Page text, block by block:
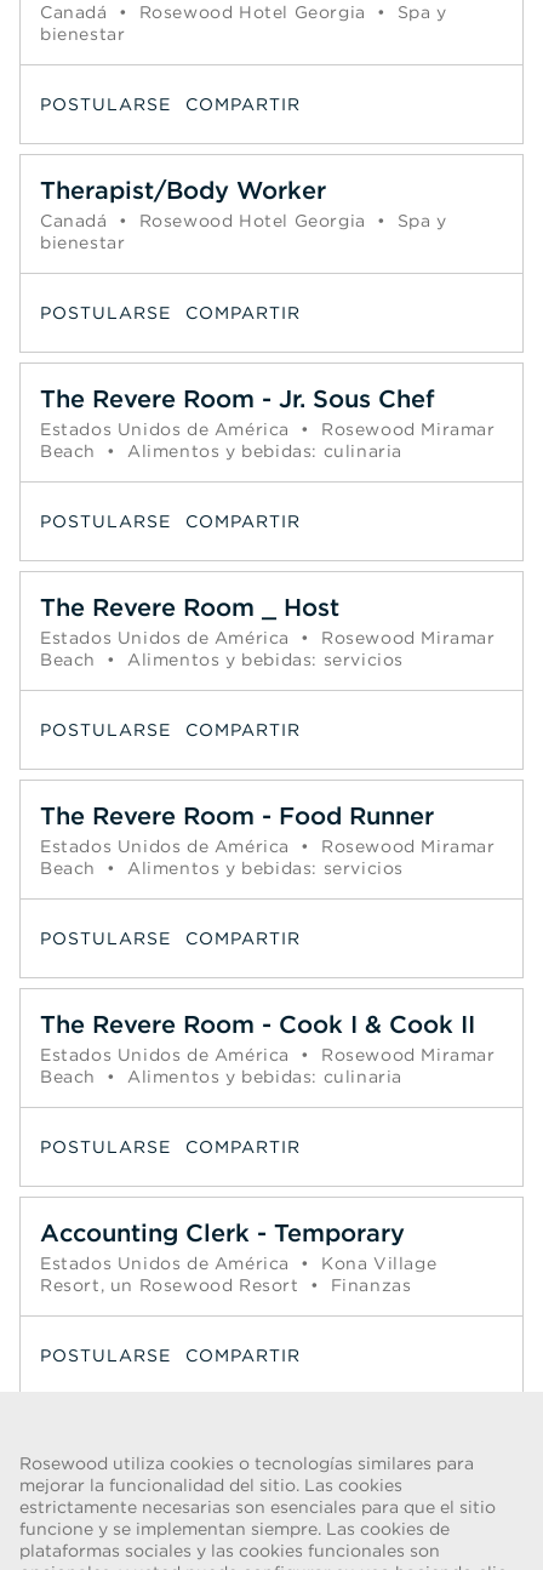
Rosewood utiliza cookies o tecnologías similares para
mejorar la funcionalidad del sitio. Las cookies
estrictamente necesarias son esenciales para que el sitio
funcione y se implementan siempre. Las cookies de
plataformas sociales y las cookies funcionales son
Canadá • Rosewood Hotel Georgia •
Spa y
bienestar
POSTULARSE COMPARTIR
Therapist/Body Worker
Canadá • Rosewood Hotel Georgia •
Spa y
bienestar
POSTULARSE COMPARTIR
The Revere Room - Jr. Sous Chef
Estados Unidos de América •
Rosewood Miramar
Beach
• Alimentos y bebidas: culinaria
POSTULARSE COMPARTIR
The Revere Room _ Host
Estados Unidos de América •
Rosewood Miramar
Beach
• Alimentos y bebidas: servicios
POSTULARSE COMPARTIR
The Revere Room - Food Runner
Estados Unidos de América •
Rosewood Miramar
Beach
• Alimentos y bebidas: servicios
POSTULARSE COMPARTIR
The Revere Room - Cook I & Cook II
Estados Unidos de América •
Rosewood Miramar
Beach
• Alimentos y bebidas: culinaria
POSTULARSE COMPARTIR
Accounting Clerk - Temporary
Estados Unidos de América •
Kona Village
Resort, un Rosewood Resort
• Finanzas
POSTULARSE COMPARTIR
ADVERTENCIA DE FRAUDE